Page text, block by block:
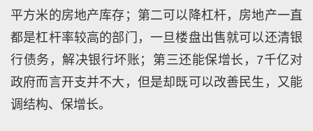
平方米的房地产库存；第二可以降杠杆，房地产一直
都是杠杆率较高的部门，一旦楼盘出售就可以还清银
行债务，解决银行坏账；第三还能保增长，7千亿对
政府而言开支并不大，但是却既可以改善民生，又能
调结构、保增长。